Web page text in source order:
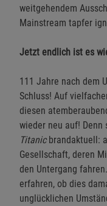
weitgehendem
Mainstream tapfer
Jetzt endlich ist es
111 Jahre nach dem
Schluss! Auf
diesen
wieder neu auf!
Titanicbrandaktuell:
Gesellschaft, deren
den Untergang
erfahren, ob dies
unglücklichen